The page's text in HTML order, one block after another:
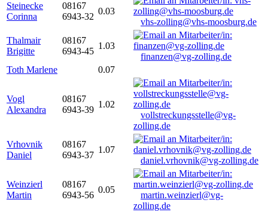
Steinecke
Corinna
08167
6943-32
0.03
vhs-zolling@vhs-moosburg.de
Thalmair
Brigitte
08167
6943-45
1.03
finanzen@vg-zolling.de
Toth Marlene
0.07
Vogl
Alexandra
08167
6943-39
1.02
vollstreckungsstelle@vg-
zolling.de
Vrhovnik
Daniel
08167
6943-37
1.07
daniel.vrhovnik@vg-zolling.de
Weinzierl
Martin
08167
6943-56
0.05
martin.weinzierl@vg-
zolling.de